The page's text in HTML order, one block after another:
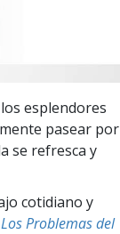
esplendores
pasear por
se refresca y
cotidiano y
Los Problemas del